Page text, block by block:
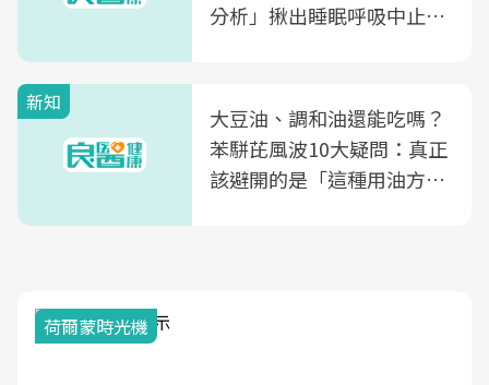
分析」揪出睡眠呼吸中止症
新知
大豆油、調和油還能吃嗎？
苯駢芘風波10大疑問：真正
該避開的是「這種用油方
荷爾蒙時光機